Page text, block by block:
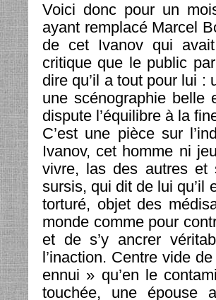
Voici donc pour un
ayant remplacé Marcel
de cet Ivanov qui
critique que le public
dire qu’il a tout pour lui :
une scénographie
dispute l’équilibre à la
C’est une pièce sur
Ivanov, cet homme ni
vivre, las des autres et
sursis, qui dit de lui qu’il
torturé, objet des
monde comme pour
et de s’y ancrer
l’inaction. Centre vide
ennui » qu’en le
touchée, une épouse